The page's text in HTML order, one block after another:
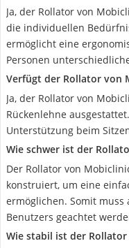
Ja, der Rollator von
die individuellen
ermöglicht eine
Personen
Verfügt der Rollator von
Ja, der Rollator von
Rückenlehne
Unterstützung beim
Wie schwer ist der
Der Rollator von
konstruiert, um eine
ermöglichen. Somit
Benutzers geachtet
Wie stabil ist der